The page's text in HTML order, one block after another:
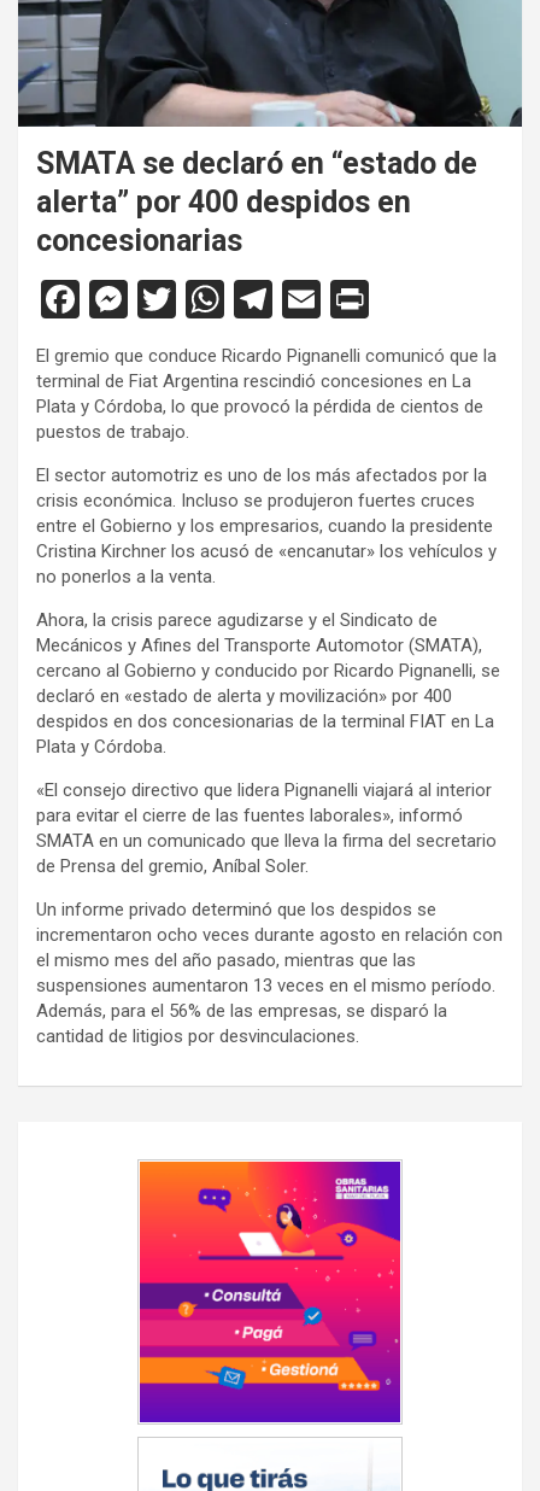
SMATA se declaró en “estado de
alerta” por 400 despidos en
concesionarias
F
a
ce
b
o
o
k
M
se
n
g
er
T
wi
tt
er
W
h
at
s
p
p
T
el
e
gr
m
E
m
ail tF
ri
n
dl
y
El gremio que conduce Ricardo Pignanelli comunicó que la
terminal de Fiat Argentina rescindió concesiones en La
Plata y Córdoba, lo que provocó la pérdida de cientos de
puestos de trabajo.
El sector automotriz es uno de los más afectados por la
crisis económica. Incluso se produjeron fuertes cruces
entre el Gobierno y los empresarios, cuando la presidente
Cristina Kirchner los acusó de «encanutar» los vehículos y
no ponerlos a la venta.
Ahora, la crisis parece agudizarse y el Sindicato de
Mecánicos y Afines del Transporte Automotor (SMATA),
cercano al Gobierno y conducido por Ricardo Pignanelli, se
declaró en «estado de alerta y movilización» por 400
despidos en dos concesionarias de la terminal FIAT en La
Plata y Córdoba.
«El consejo directivo que lidera Pignanelli viajará al interior
para evitar el cierre de las fuentes laborales», informó
SMATA en un comunicado que lleva la firma del secretario
de Prensa del gremio, Aníbal Soler.
Un informe privado determinó que los despidos se
incrementaron ocho veces durante agosto en relación con
el mismo mes del año pasado, mientras que las
suspensiones aumentaron 13 veces en el mismo período.
Además, para el 56% de las empresas, se disparó la
cantidad de litigios por desvinculaciones.